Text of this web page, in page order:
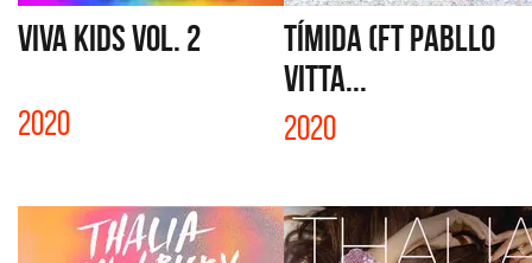
VIVA KIDS VOL. 2
2020
TÍMIDA (Ft PABLLO
VITTA...
2020